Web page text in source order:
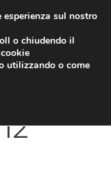
sul nostro
o chiudendo il
utilizzando o come